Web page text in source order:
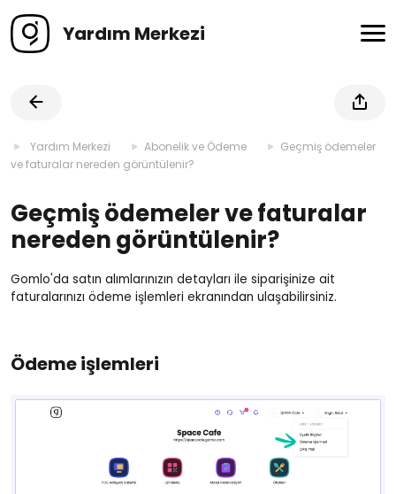
Yardım Merkezi
Yardım Merkezi Abonelik ve Ödeme
Geçmiş ödemeler
ve faturalar nereden görüntülenir?
Geçmiş ödemeler ve faturalar
nereden görüntülenir?
Gomlo'da satın alımlarınızın detayları ile siparişinize ait
faturalarınızı ödeme işlemleri ekranından ulaşabilirsiniz.
Ödeme işlemleri